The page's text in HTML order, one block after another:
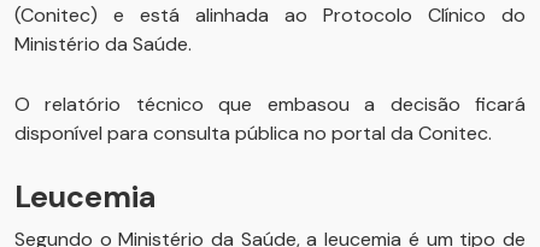
(Conitec) e está alinhada ao Protocolo Clínico do
Ministério da Saúde.
O relatório técnico que embasou a decisão ficará
disponível para consulta pública no portal da Conitec.
Leucemia
Segundo o Ministério da Saúde, a leucemia é um tipo de